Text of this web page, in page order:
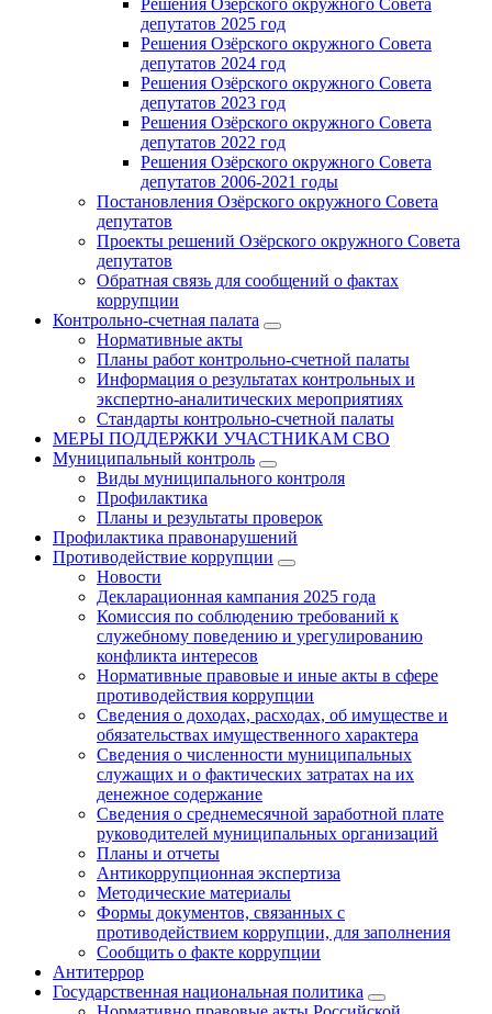
Решения Озёрского окружного Совета
депутатов 2025 год
Решения Озёрского окружного Совета
депутатов 2024 год
Решения Озёрского окружного Совета
депутатов 2023 год
Решения Озёрского окружного Совета
депутатов 2022 год
Решения Озёрского окружного Совета
депутатов 2006-2021 годы
Постановления Озёрского окружного Совета
депутатов
Проекты решений Озёрского окружного Совета
депутатов
Обратная связь для сообщений о фактах
коррупции
Контрольно-счетная палата
Нормативные акты
Планы работ контрольно-счетной палаты
Информация о результатах контрольных и
экспертно-аналитических мероприятиях
Стандарты контрольно-счетной палаты
МЕРЫ ПОДДЕРЖКИ УЧАСТНИКАМ СВО
Муниципальный контроль
Виды муниципального контроля
Профилактика
Планы и результаты проверок
Профилактика правонарушений
Противодействие коррупции
Новости
Декларационная кампания 2025 года
Комиссия по соблюдению требований к
служебному поведению и урегулированию
конфликта интересов
Нормативные правовые и иные акты в сфере
противодействия коррупции
Сведения о доходах, расходах, об имуществе и
обязательствах имущественного характера
Сведения о численности муниципальных
служащих и о фактических затратах на их
денежное содержание
Сведения о среднемесячной заработной плате
руководителей муниципальных организаций
Планы и отчеты
Антикоррупционная экспертиза
Методические материалы
Формы документов, связанных с
противодействием коррупции, для заполнения
Сообщить о факте коррупции
Антитеррор
Государственная национальная политика